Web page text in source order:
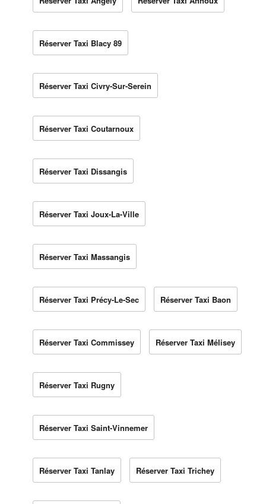
Réserver Taxi Blacy 89
Réserver Taxi Civry-Sur-Serein
Réserver Taxi Coutarnoux
Réserver Taxi Dissangis
Réserver Taxi Joux-La-Ville
Réserver Taxi Massangis
Réserver Taxi Précy-Le-Sec Réserver Taxi Baon
Réserver Taxi Commissey Réserver Taxi Mélisey
Réserver Taxi Rugny
Réserver Taxi Saint-Vinnemer
Réserver Taxi Tanlay Réserver Taxi Trichey